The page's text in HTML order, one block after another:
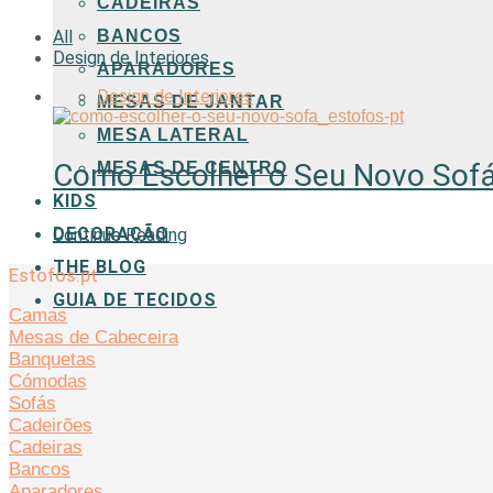
BANCOS
APARADORES
MESAS DE JANTAR
MESA LATERAL
MESAS DE CENTRO
KIDS
DECORAÇÃO
THE BLOG
GUIA DE TECIDOS
All
Design de Interiores
Design de Interiores
Como Escolher o Seu Novo
Continue Reading
Estofos.pt
Camas
Mesas de Cabeceira
Banquetas
Cómodas
Sofás
Cadeirões
Cadeiras
Bancos